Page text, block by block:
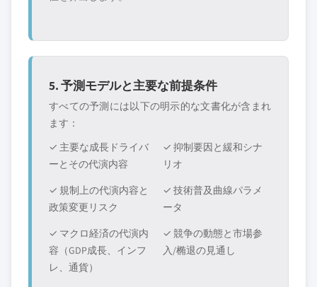
5. 予測モデルと主要な前提条件
すべての予測には以下の明示的な文書化が含まれ
ます：
✓ 主要な成長ドライバ
ーとその代演内容
✓ 抑制要因と緩和シナ
リオ
✓ 規制上の代演内容と
政策変更リスク
✓ 技術普及曲線パラメ
ータ
✓ マクロ経済の代演内
容（GDP成長、インフ
レ、通貨）
✓ 競争の動態と市場参
入/椭退の見通し